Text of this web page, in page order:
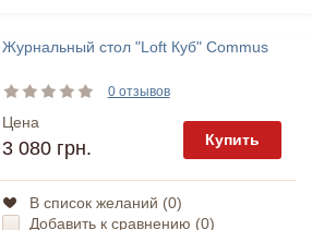
Журнальный стол "Loft Куб" Commus
0 отзывов
Цена
3 080 грн. Купить
В список желаний (0)
Добавить к сравнению (0)